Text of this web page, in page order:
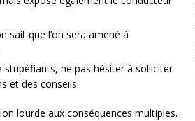
sait que l’on sera amené à
stupéfiants, ne pas hésiter à solliciter
et des conseils.
lourde aux conséquences multiples.